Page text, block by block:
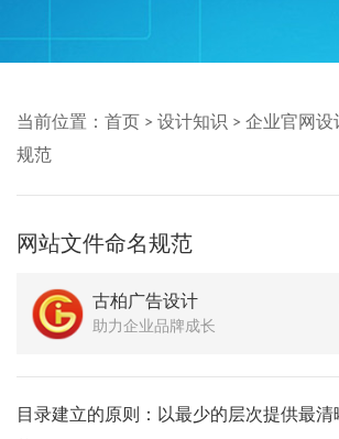
当前位置： 首页 > 设计知识 > 企业官网设
规范
网站文件命名规范
古柏广告设计
助力企业品牌成长
目录建立的原则：以最少的层次提供最